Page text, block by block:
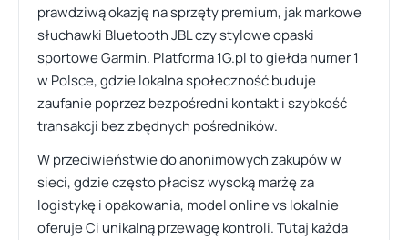
prawdziwą okazję na sprzęty premium, jak markowe
słuchawki Bluetooth JBL czy stylowe opaski
sportowe Garmin. Platforma 1G.pl to giełda numer 1
w Polsce, gdzie lokalna społeczność buduje
zaufanie poprzez bezpośredni kontakt i szybkość
transakcji bez zbędnych pośredników.
W przeciwieństwie do anonimowych zakupów w
sieci, gdzie często płacisz wysoką marżę za
logistykę i opakowania, model online vs lokalnie
oferuje Ci unikalną przewagę kontroli. Tutaj każda